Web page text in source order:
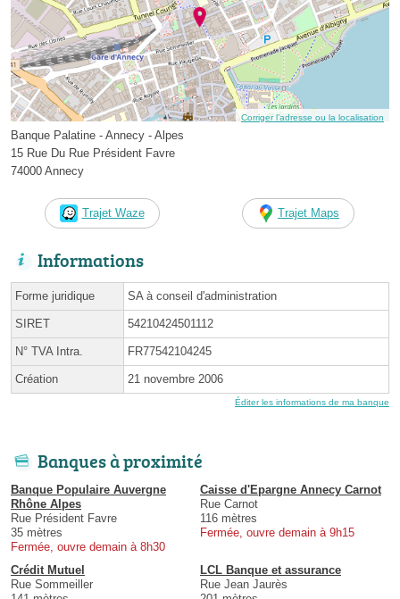
Corriger l’adresse ou la localisation
Banque Palatine - Annecy - Alpes
15 Rue Du Rue Président Favre
74000 Annecy
Trajet Waze Trajet Maps
Informations
Forme juridique SA à conseil d'administration
SIRET 54210424501112
N° TVA Intra. FR77542104245
Création 21 novembre 2006
Éditer les informations de ma banque
Banques à proximité
Banque Populaire Auvergne
Rhône Alpes
Rue Président Favre
35 mètres
Fermée, ouvre demain à 8h30
Caisse d'Epargne Annecy Carnot
Rue Carnot
116 mètres
Fermée, ouvre demain à 9h15
Crédit Mutuel
Rue Sommeiller
LCL Banque et assurance
Rue Jean Jaurès